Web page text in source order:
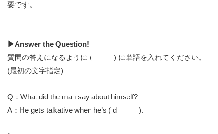
要です。
▶︎Answer the Question!
質問の答えになるように ( ) に単語を入れてください。
(最初の文字指定)
Q：What did the man say about himself?
A：He gets talkative when he’s ( d ).